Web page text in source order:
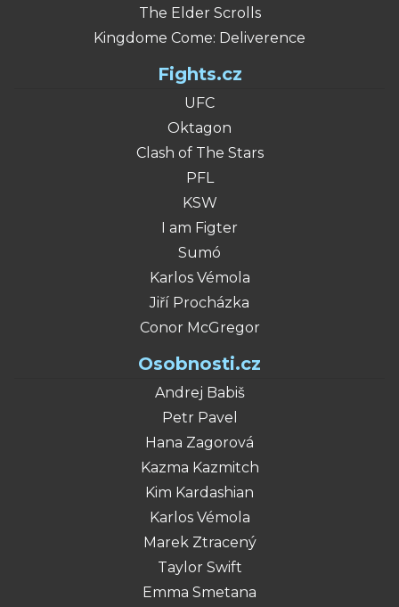
The Elder Scrolls
Kingdome Come: Deliverence
Fights.cz
UFC
Oktagon
Clash of The Stars
PFL
KSW
I am Figter
Sumó
Karlos Vémola
Jiří Procházka
Conor McGregor
Osobnosti.cz
Andrej Babiš
Petr Pavel
Hana Zagorová
Kazma Kazmitch
Kim Kardashian
Karlos Vémola
Marek Ztracený
Taylor Swift
Emma Smetana